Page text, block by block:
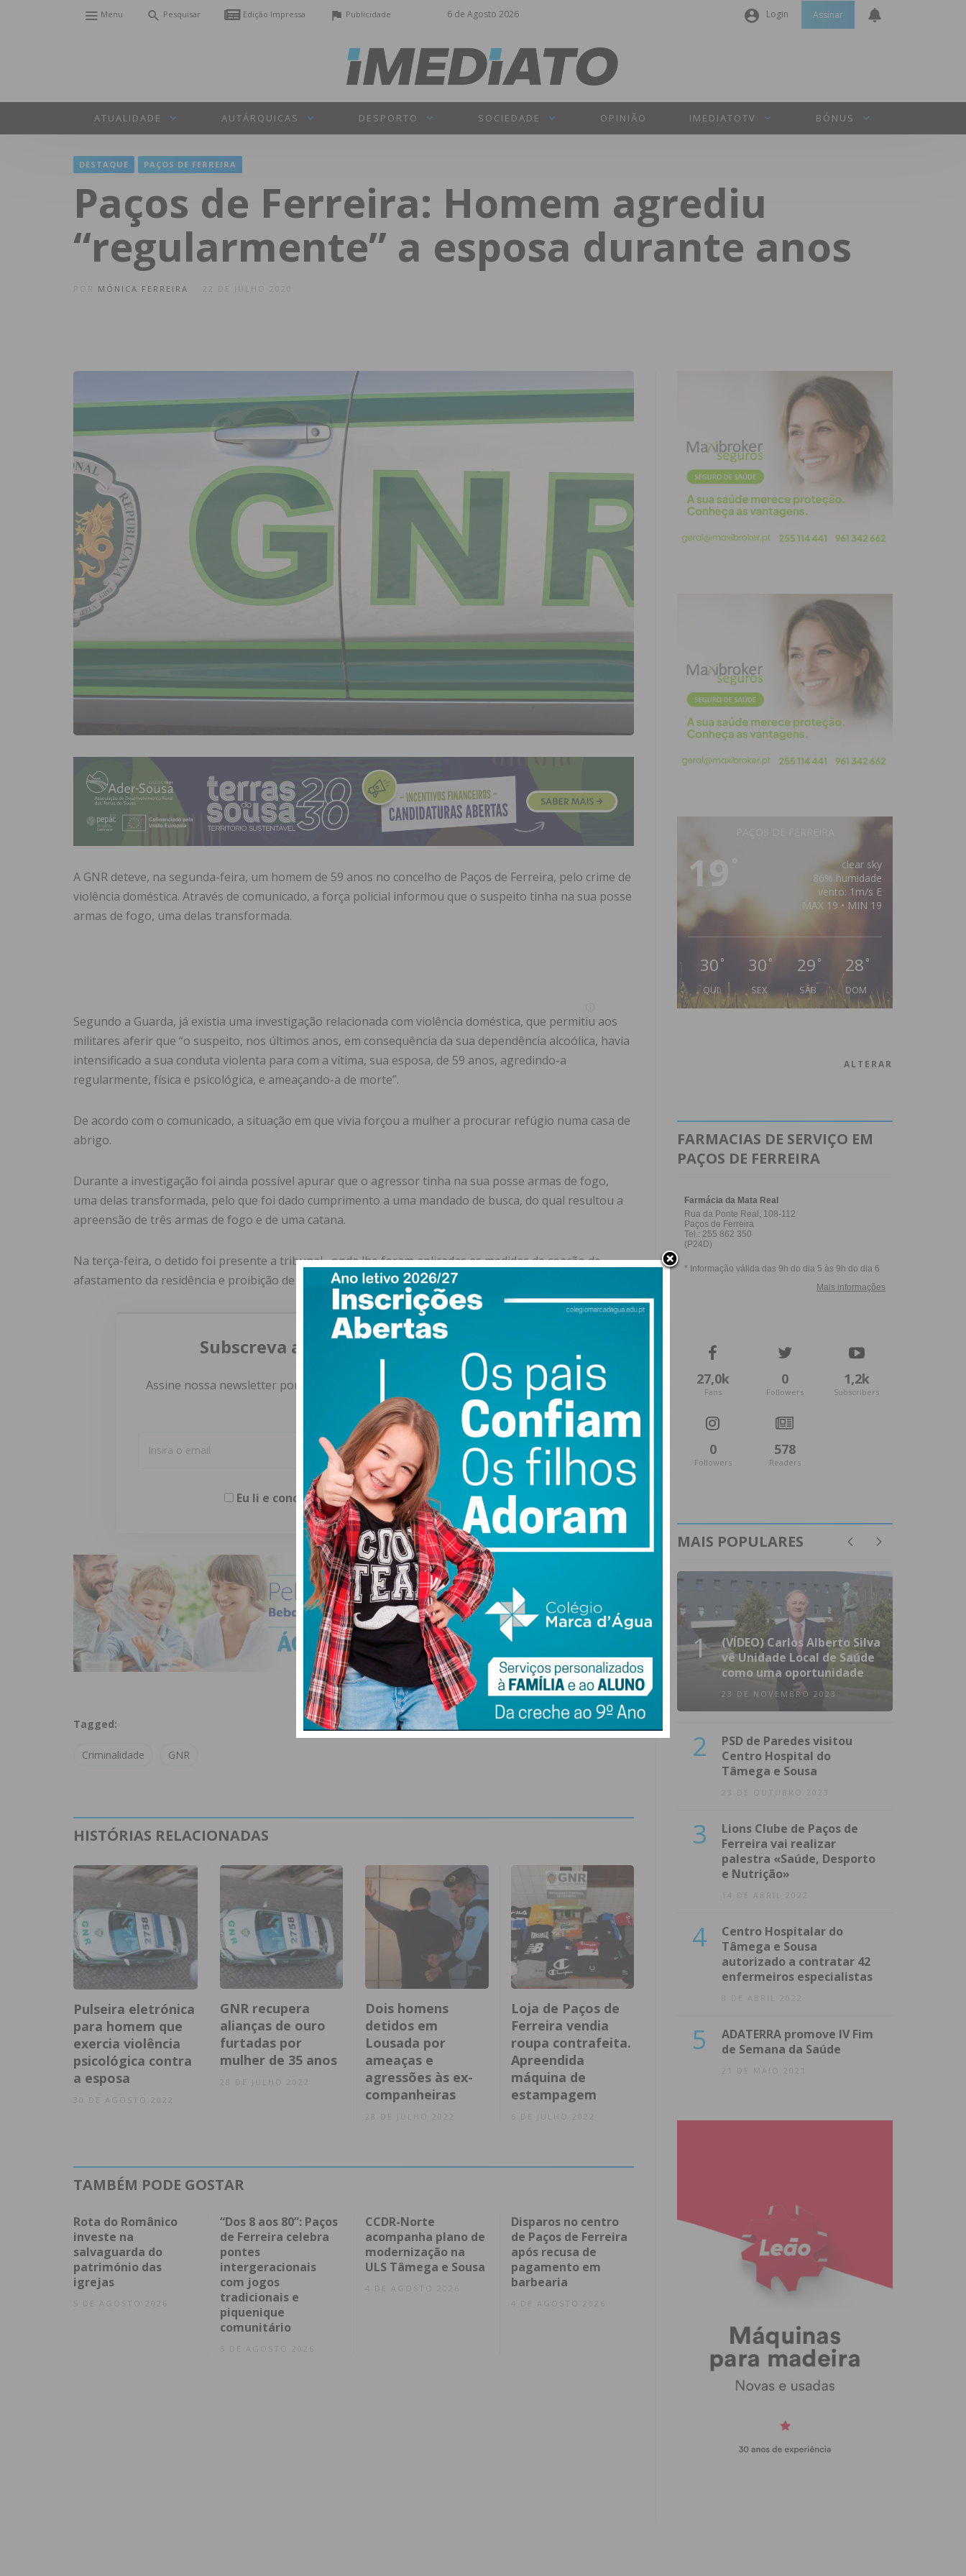
6 de Agosto 2026
Menu Pesquisar Edição Impressa Publicidade Login
Senha
Perdeu a sua senha?
Assinar
ATUALIDADE AUTÁRQUICAS DESPORTO SOCIEDADE OPINIÃO IMEDIATOTV BÓNUS
DESTAQUE PAÇOS DE FERREIRA
Paços de Ferreira: Homem agrediu
“regularmente” a esposa durante anos
MÓNICA FERREIRA
A GNR deteve, na segunda-feira, um homem de 59 anos no concelho de Paços de Ferreira, pelo crime de
violência doméstica. Através de comunicado, a força policial informou que o suspeito tinha na sua posse
armas de fogo, uma delas transformada.
Segundo a Guarda, já existia uma investigação relacionada com violência doméstica, que permitiu aos
militares aferir que “o suspeito, nos últimos anos, em consequência da sua dependência alcoólica, havia
intensificado a sua conduta violenta para com a vítima, sua esposa, de 59 anos, agredindo-a
regularmente, física e psicológica, e ameaçando-a de morte”.
De acordo com o comunicado, a situação em que vivia forçou a mulher a procurar refúgio numa casa de
abrigo.
Durante a investigação foi ainda possível apurar que o agressor tinha na sua posse armas de fogo,
uma delas transformada, pelo que foi dado cumprimento a uma mandado de busca, do qual resultou a
apreensão de três armas de fogo e de uma catana.
Na terça-feira, o detido foi presente a tribunal , onde lhe foram aplicadas as medidas de coação de
afastamento da residência e proibição de contacto com a vítima.
Subscreva a newsletter do Imediato
Assine nossa newsletter por e-mail e obtenha de forma regular a informação
atualizada.
Eu li e concordo com ostermos e condições
Tagged:
Criminalidade GNR
HISTÓRIAS RELACIONADAS
Pulseira eletrónica
para homem que
exercia violência
psicológica contra
a esposa
30 DE AGOSTO 2022
GNR recupera
alianças de ouro
furtadas por
mulher de 35 anos
Dois homens
detidos em
Lousada por
ameaças e
agressões às ex-
companheiras
Loja de Paços de
Ferreira vendia
roupa contrafeita.
Apreendida
máquina de
estampagem
TAMBÉM PODE GOSTAR
Rota do Românico
investe na
salvaguarda do
património das
igrejas
5 DE AGOSTO 2026
“Dos 8 aos 80”: Paços
de Ferreira celebra
pontes
intergeracionais
com jogos
tradicionais e
piquenique
comunitário
5 DE AGOSTO 2026
CCDR-Norte
acompanha plano de
modernização na
ULS Tâmega e Sousa
4 DE AGOSTO 2026
Disparos no centro
de Paços de Ferreira
após recusa de
pagamento em
barbearia
4 DE AGOSTO 2026
19
clear sky
86% humidade
vento: 1m/s E
MAX 19 • MIN 19
30 °
QUI
30 °
SEX
29 °
SÁB
28 °
DOM
ALTERAR
FARMACIAS DE SERVIÇO EM
PAÇOS DE FERREIRA
27,0k
Fans
0
Followers
1,2k
Subscribers
0
Followers
578
Readers
MAIS POPULARES
1
(VÍDEO) Carlos Alberto Silva
vê Unidade Local de Saúde
como uma oportunidade
23 DE NOVEMBRO 2023
2
PSD de Paredes visitou
Centro Hospital do
Tâmega e Sousa
23 DE OUTUBRO 2023
3
Lions Clube de Paços de
Ferreira vai realizar
palestra «Saúde, Desporto
e Nutrição»
14 DE ABRIL 2022
4
Centro Hospitalar do
Tâmega e Sousa
autorizado a contratar 42
enfermeiros especialistas
8 DE ABRIL 2022
5
ADATERRA promove IV Fim
de Semana da Saúde
21 DE MAIO 2021